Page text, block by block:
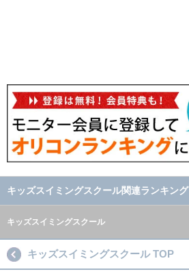
キッズスイミングスクール関連ランキング
キッズスイミングスクール
キッズスイミングスクール TOP